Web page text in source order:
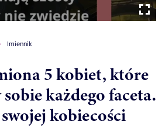
Imiennik
5 kobiet, które
każdego faceta.
kobiecości